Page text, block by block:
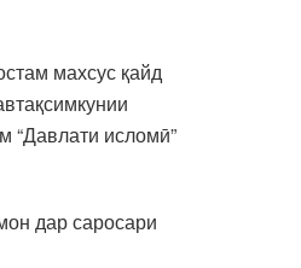
махсус қайд
“Давлати исломӣ”
дар саросари